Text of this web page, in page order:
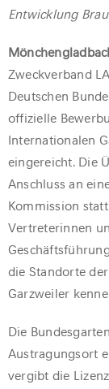
Entwicklung
Zweckverband
Deutschen
offizielle
Internationalen
eingereicht. Die
Anschluss an
Kommission
Vertreterinnen
die Standorte
Garzweiler
Die
Austragungsort
vergibt die